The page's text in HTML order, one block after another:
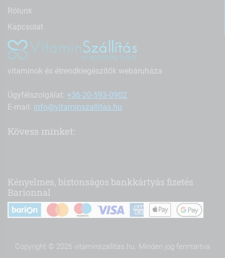
Rólunk
Kapcsolat
vitaminok és étrendkiegészítők webáruháza
Ügyfélszolgálat: +36-20-593-0902
E-mail: info@vitaminszallitas.hu
Kövess minket:
Kényelmes, biztonságos bankkártyás fizetés
Barionnal
Copyright © 2026 vitaminszallitas.hu. Minden jog fenntartva